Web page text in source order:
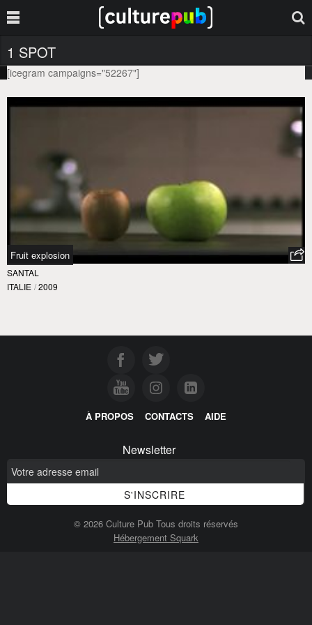
1 SPOT
[icegram campaigns="52267"]
Fruit explosion
SANTAL
ITALIE / 2009
À PROPOS CONTACTS AIDE
Newsletter
© 2026 Culture Pub Tous droits réservés
Hébergement Squark